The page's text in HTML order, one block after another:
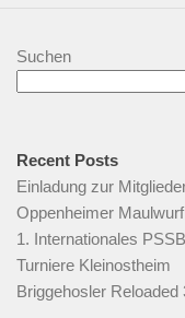
Suchen
Recent Posts
Einladung zur
Oppenheimer
1. Internationales
Turniere Kleinostheim
Briggehosler Reloaded